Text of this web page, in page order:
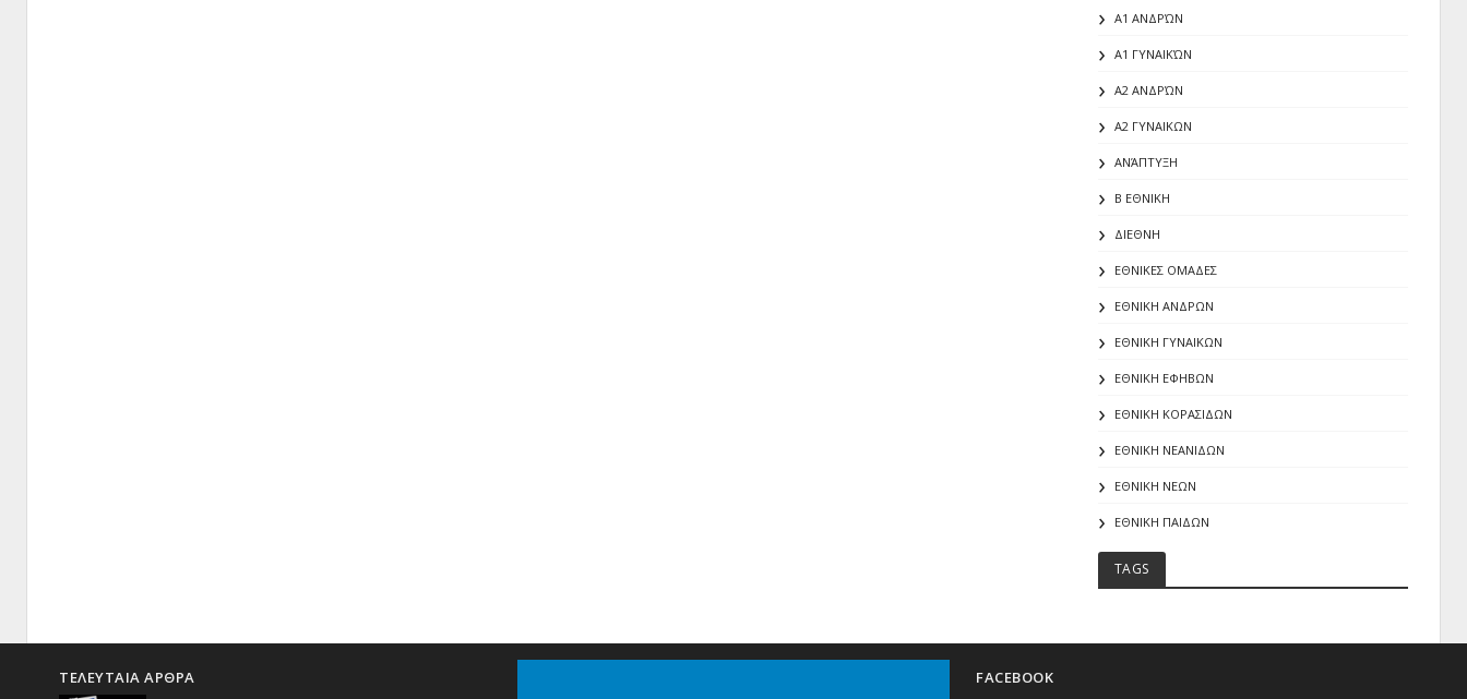
Α1 ΑΝΔΡΏΝ
Α1 ΓΥΝΑΙΚΏΝ
Α2 ΑΝΔΡΏΝ
Α2 ΓΥΝΑΙΚΩΝ
ΑΝΆΠΤΥΞΗ
Β ΕΘΝΙΚΗ
ΔΙΕΘΝΗ
ΕΘΝΙΚΕΣ ΟΜΑΔΕΣ
ΕΘΝΙΚΗ ΑΝΔΡΩΝ
ΕΘΝΙΚΗ ΓΥΝΑΙΚΩΝ
ΕΘΝΙΚΗ ΕΦΗΒΩΝ
ΕΘΝΙΚΗ ΚΟΡΑΣΙΔΩΝ
ΕΘΝΙΚΗ ΝΕΑΝΙΔΩΝ
ΕΘΝΙΚΗ ΝΕΩΝ
ΕΘΝΙΚΗ ΠΑΙΔΩΝ
TAGS
ΤΕΛΕΥΤΑΙΑ ΑΡΘΡΑ FACEBOOK